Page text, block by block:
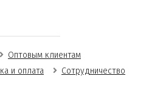
Оптовым клиентам
и оплата
Сотрудничество